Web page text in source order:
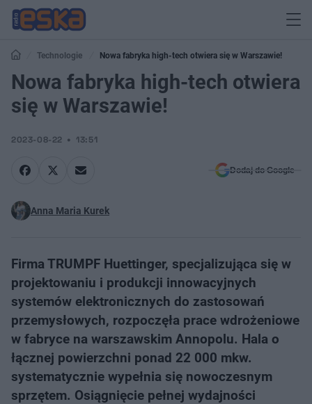
Technologie Nowa fabryka high-tech otwiera się w Warszawie!
Nowa fabryka high-tech otwiera
się w Warszawie!
2023-08-22 13:51
Dodaj do Google
Anna Maria Kurek
Firma TRUMPF Huettinger, specjalizująca się w
projektowaniu i produkcji innowacyjnych
systemów elektronicznych do zastosowań
przemysłowych, rozpoczęła prace wdrożeniowe
w fabryce na warszawskim Annopolu. Hala o
łącznej powierzchni ponad 22 000 mkw.
systematycznie wypełnia się nowoczesnym
sprzętem. Osiągnięcie pełnej wydajności